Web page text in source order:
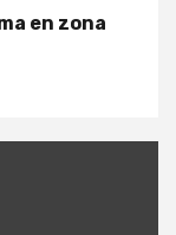
en zona